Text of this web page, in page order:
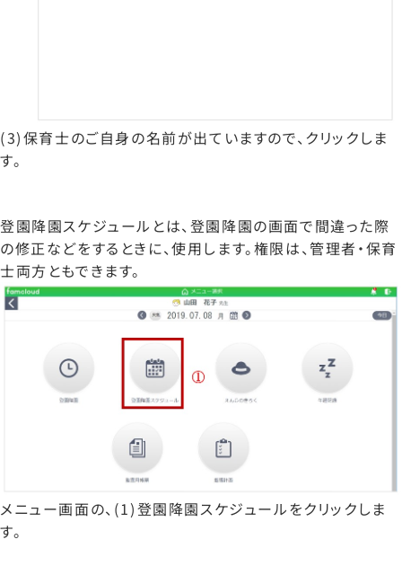
(3)保育士のご自身の名前が出ていますので、クリックしま
す。
登園降園スケジュールとは、登園降園の画面で間違った際
の修正などをするときに、使用します。権限は、管理者・保育
士両方ともできます。
メニュー画面の、(1)登園降園スケジュールをクリックしま
す。